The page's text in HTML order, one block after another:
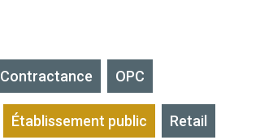
Contractance OPC
Établissement public Retail